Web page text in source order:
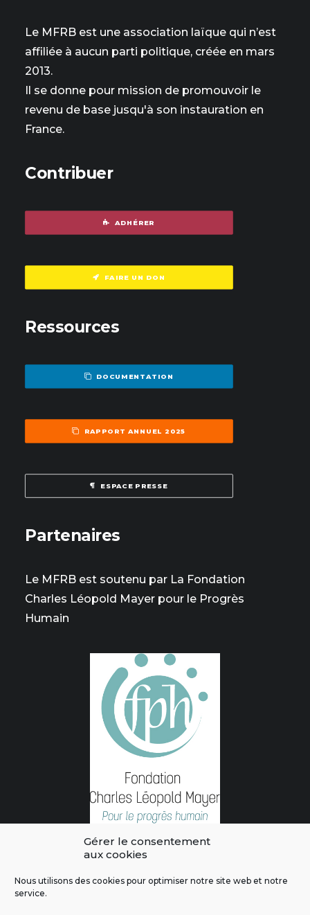
Gérer le consentement
aux cookies
Nous utilisons des cookies pour optimiser notre site web et notre
service.
Le MFRB est une association laïque qui n’est
affiliée à aucun parti politique, créée en mars
2013.
Il se donne pour mission de promouvoir le
revenu de base jusqu'à son instauration en
France.
Contribuer
ADHÉRER
FAIRE UN DON
Ressources
DOCUMENTATION
RAPPORT ANNUEL 2025
ESPACE PRESSE
Partenaires
Le MFRB est soutenu par La Fondation
Charles Léopold Mayer pour le Progrès
Humain
L'intégralité des contenus de ce site sont publiés sous licence